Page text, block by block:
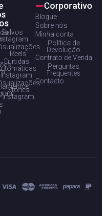
Salvos
Reels
Curtidas
Instagram
Stories
Instagram
Corporativo
Blogue
Sobre nós
Minha conta
Política de
Devolução
Contrato de Venda
Perguntas
Frequentes
Contacto